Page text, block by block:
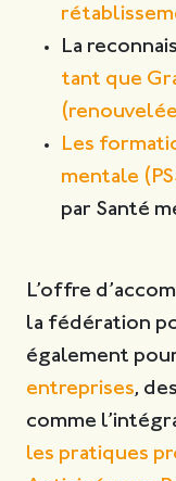
La
tant que
Les
mentale
par Santé
L’offre
la fédération
également
entreprises,
comme
les pratiques